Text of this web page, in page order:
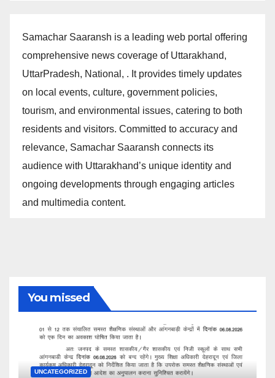
Samachar Saaransh is a leading web portal offering
comprehensive news coverage of Uttarakhand,
UttarPradesh, National, . It provides timely updates
on local events, culture, government policies,
tourism, and environmental issues, catering to both
residents and visitors. Committed to accuracy and
relevance, Samachar Saaransh connects its
audience with Uttarakhand’s unique identity and
ongoing developments through engaging articles
and multimedia content.
You missed
UNCATEGORIZED